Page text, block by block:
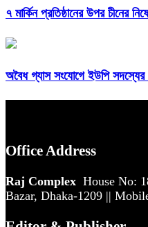
৭ মার্কিন প্রতিষ্ঠানের উপর চীনের
অবৈধ গ্যাস সংযোগে ইউপি
Office Address
Raj Complex House No:
Bazar, Dhaka-1209 ||